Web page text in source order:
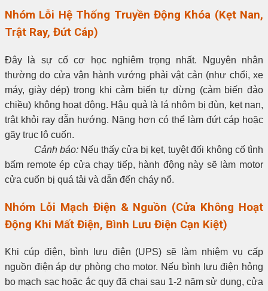
Nhóm Lỗi Hệ Thống Truyền Động Khóa (Kẹt Nan,
Trật Ray, Đứt Cáp)
Đây là sự cố cơ học nghiêm trọng nhất. Nguyên nhân
thường do cửa vận hành vướng phải vật cản (như chổi, xe
máy, giày dép) trong khi cảm biến tự dừng (cảm biến đảo
chiều) không hoạt động. Hậu quả là lá nhôm bị đùn, kẹt nan,
trật khỏi ray dẫn hướng. Nặng hơn có thể làm đứt cáp hoặc
gãy trục lô cuốn.
Cảnh báo:Nếu thấy cửa bị kẹt, tuyệt đối không cố tình
bấm remote ép cửa chạy tiếp, hành động này sẽ làm motor
cửa cuốn bị quá tải và dẫn đến cháy nổ.
Nhóm Lỗi Mạch Điện & Nguồn (Cửa Không Hoạt
Động Khi Mất Điện, Bình Lưu Điện Cạn Kiệt)
Khi cúp điện, bình lưu điện (UPS) sẽ làm nhiệm vụ cấp
nguồn điện áp dự phòng cho motor. Nếu bình lưu điện hỏng
bo mạch sạc hoặc ắc quy đã chai sau 1-2 năm sử dụng, cửa